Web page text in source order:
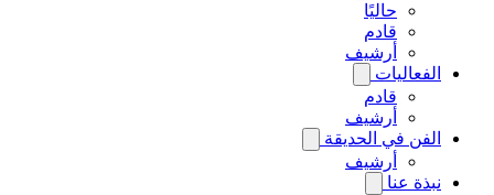
حاليًا
قادم
أرشيف
الفعاليات
قادم
أرشيف
الفن في الحديقة
أرشيف
نبذة عنا